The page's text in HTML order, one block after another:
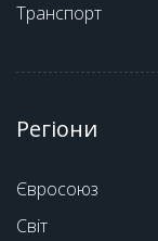
Транспорт
Регіони
Євросоюз
Світ